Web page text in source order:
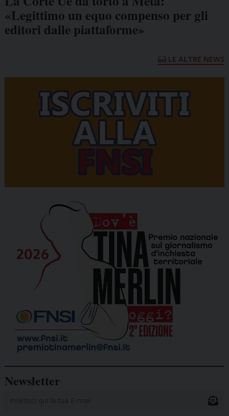
«Legittimo un equo compenso per gli
editori dalle piattaforme»
LE ALTRE NEWS
Newsletter